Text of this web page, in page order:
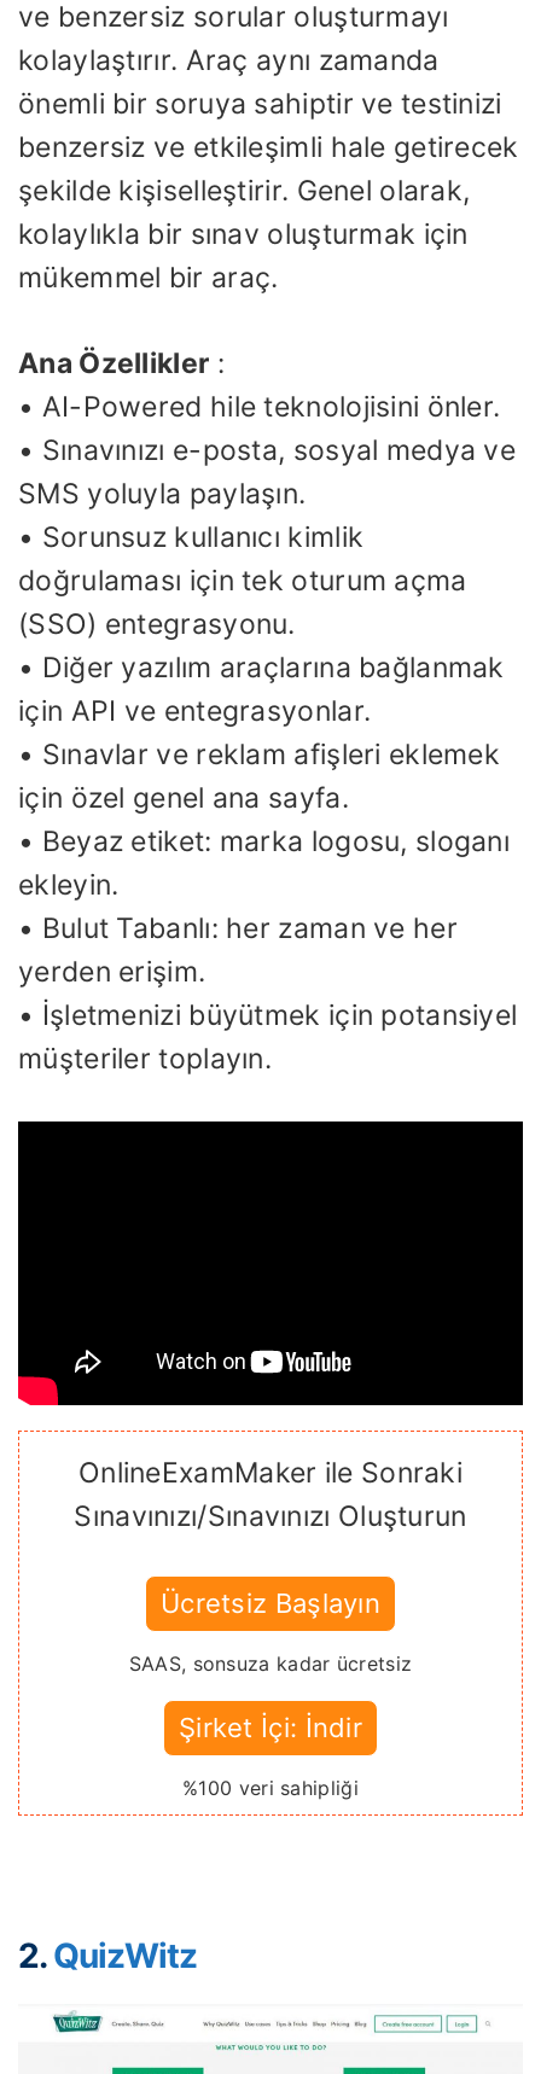
ve benzersiz sorular oluşturmayı
kolaylaştırır. Araç aynı zamanda
önemli bir soruya sahiptir ve testinizi
benzersiz ve etkileşimli hale getirecek
şekilde kişiselleştirir. Genel olarak,
kolaylıkla bir sınav oluşturmak için
mükemmel bir araç.
Ana Özellikler :
• AI-Powered hile teknolojisini önler.
• Sınavınızı e-posta, sosyal medya ve
SMS yoluyla paylaşın.
• Sorunsuz kullanıcı kimlik
doğrulaması için tek oturum açma
(SSO) entegrasyonu.
• Diğer yazılım araçlarına bağlanmak
için API ve entegrasyonlar.
• Sınavlar ve reklam afişleri eklemek
için özel genel ana sayfa.
• Beyaz etiket: marka logosu, sloganı
ekleyin.
• Bulut Tabanlı: her zaman ve her
yerden erişim.
• İşletmenizi büyütmek için potansiyel
müşteriler toplayın.
OnlineExamMaker ile Sonraki
Sınavınızı/Sınavınızı Oluşturun
Ücretsiz Başlayın
SAAS, sonsuza kadar ücretsiz
Şirket İçi: İndir
%100 veri sahipliği
2.QuizWitz